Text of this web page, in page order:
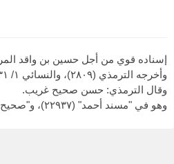
إسناده قوي من أجل حسين بن واقد
وأخرجه الترمذي (٢٨٠٩)، والنسائي ١/ ٢٣١ - ٢٣٢ من طريق الحسين بن واقد، بهذا الإسناد.
وقال الترمذي: حسن صحيح غريب.
وهو في "مسند أحمد" (٢٢٩٣٧)، و"صحيح ابن حبان" (١٤٥٤).